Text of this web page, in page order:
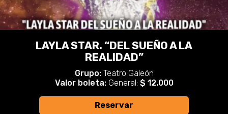
LAYLA STAR. “DEL SUEÑO A LA
REALIDAD”
Grupo: Teatro Galeón
Valor boleta: General: $ 12.000
Reservar